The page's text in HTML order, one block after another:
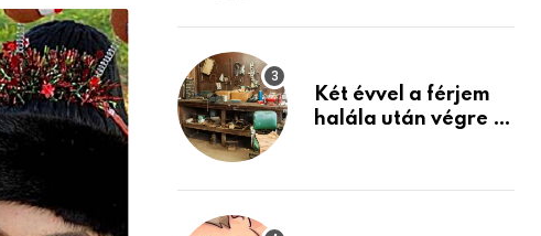
Email
Készülj fel arra, ami
Két évvel a férjem
halála után végre át
holmiját – amit